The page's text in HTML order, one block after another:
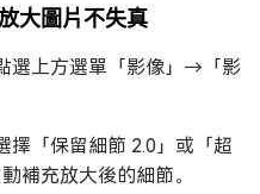
大圖片不失真
選上方選單「影像」→「影
擇「保留細節 2.0」或「超
補充放大後的細節。